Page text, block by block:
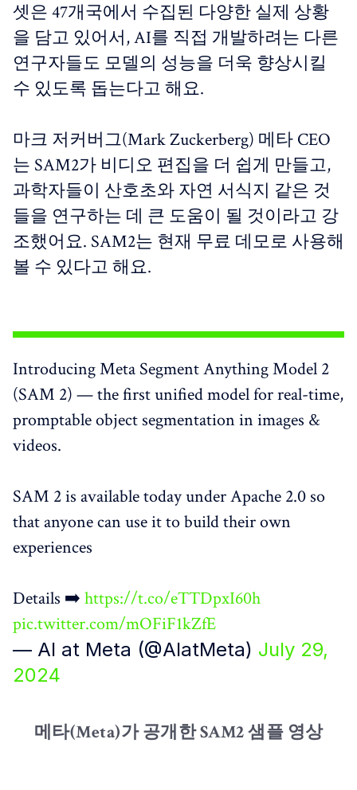
셋은 47개국에서 수집된 다양한 실제 상황
을 담고 있어서, AI를 직접 개발하려는 다른
연구자들도 모델의 성능을 더욱 향상시킬
수 있도록 돕는다고 해요.
마크 저커버그(Mark Zuckerberg) 메타 CEO
는 SAM2가 비디오 편집을 더 쉽게 만들고,
과학자들이 산호초와 자연 서식지 같은 것
들을 연구하는 데 큰 도움이 될 것이라고 강
조했어요. SAM2는 현재 무료 데모로 사용해
볼 수 있다고 해요.
Introducing Meta Segment Anything Model 2
(SAM 2) — the first unified model for real-time,
promptable object segmentation in images &
videos.
SAM 2 is available today under Apache 2.0 so
that anyone can use it to build their own
experiences
Details ➡️ https://t.co/eTTDpxI60h
pic.twitter.com/mOFiF1kZfE
— AI at Meta (@AIatMeta) July 29,
2024
메타(Meta)가 공개한 SAM2 샘플 영상